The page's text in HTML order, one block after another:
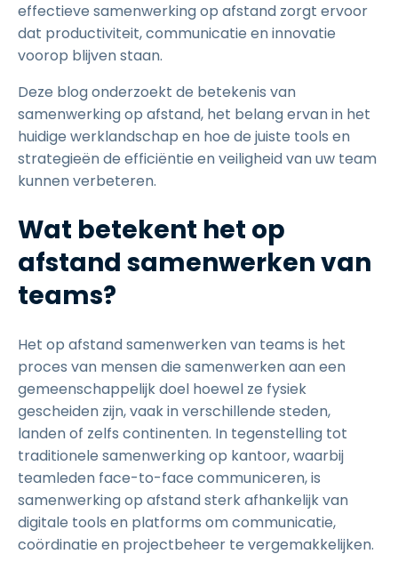
effectieve samenwerking op afstand zorgt ervoor
dat productiviteit, communicatie en innovatie
voorop blijven staan.
Deze blog onderzoekt de betekenis van
samenwerking op afstand, het belang ervan in het
huidige werklandschap en hoe de juiste tools en
strategieën de efficiëntie en veiligheid van uw team
kunnen verbeteren.
Wat betekent het op
afstand samenwerken van
teams?
Het op afstand samenwerken van teams is het
proces van mensen die samenwerken aan een
gemeenschappelijk doel hoewel ze fysiek
gescheiden zijn, vaak in verschillende steden,
landen of zelfs continenten. In tegenstelling tot
traditionele samenwerking op kantoor, waarbij
teamleden face-to-face communiceren, is
samenwerking op afstand sterk afhankelijk van
digitale tools en platforms om communicatie,
coördinatie en projectbeheer te vergemakkelijken.